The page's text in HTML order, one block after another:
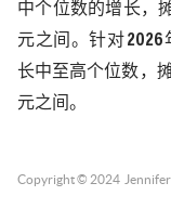
中个位数的增长，
元之间。针对 2026
长中至高个位数，
元之间。
Copyright © 2024